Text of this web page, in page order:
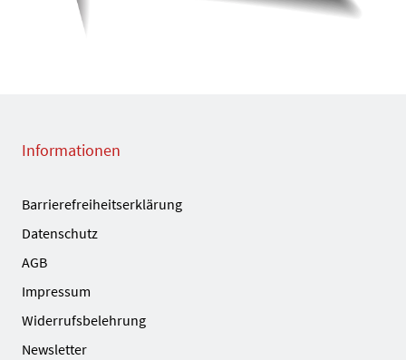
Informationen
Barrierefreiheitserklärung
Datenschutz
AGB
Impressum
Widerrufsbelehrung
Newsletter